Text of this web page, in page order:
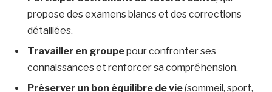
propose des examens blancs et des corrections
détaillées.
Travailler en groupepour confronter ses
connaissances et renforcer sa compréhension.
Préserver un bon équilibre de vie(sommeil, sport,